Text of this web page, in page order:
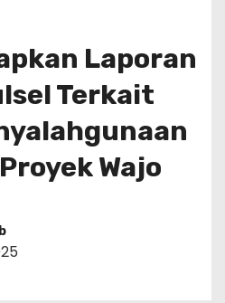
Laporan
Terkait
Wajo